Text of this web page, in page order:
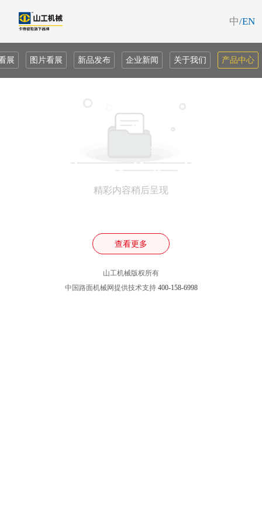
中/EN
展 图片看展 新品发布 企业新闻 关于我们 产品中心
精彩内容稍后呈现
查看更多
山工机械版权所有
中国路面机械网提供技术支持 400-158-6998